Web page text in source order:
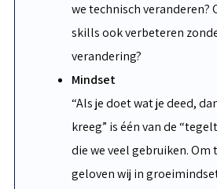
we technisch veranderen?
skills ook verbeteren
verandering?
Mindset
“Als je doet wat je deed,
kreeg” is één van de
die we veel gebruiken. Om
geloven wij in